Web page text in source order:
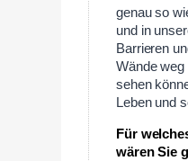
genau so
und in
Barrieren
Wände
sehen
Leben und
Für
wären Sie